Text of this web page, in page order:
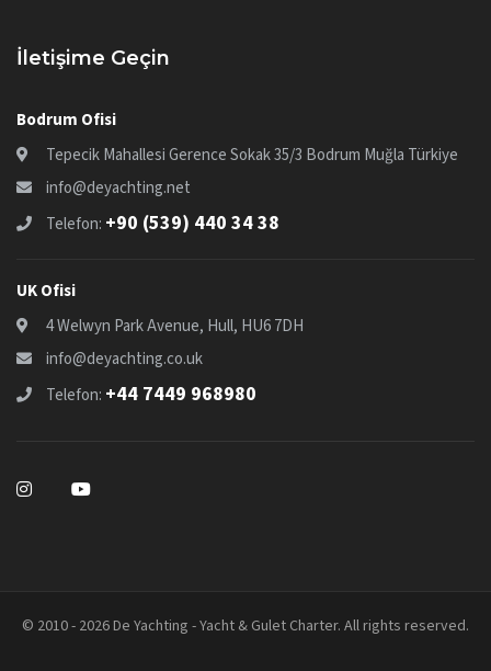
İletişime Geçin
Bodrum Ofisi
Tepecik Mahallesi Gerence Sokak 35/3 Bodrum Muğla Türkiye
info@deyachting.net
Telefon: +90 (539) 440 34 38
UK Ofisi
4 Welwyn Park Avenue, Hull, HU6 7DH
info@deyachting.co.uk
Telefon: +44 7449 968980
© 2010 - 2026 De Yachting - Yacht & Gulet Charter. All rights reserved.